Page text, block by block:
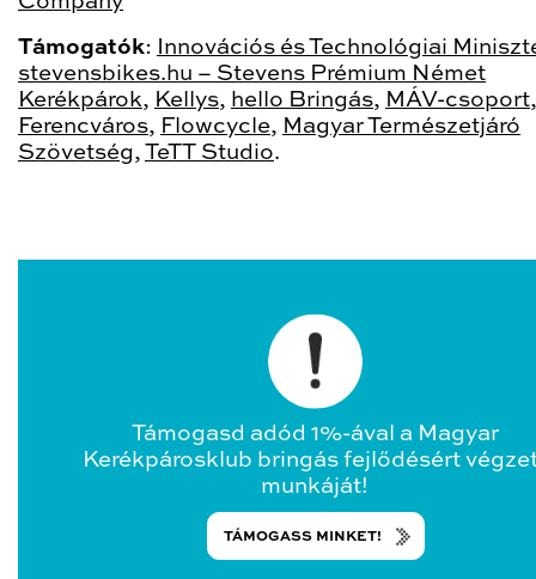
Támogatók:
Innovációs és Technológiai
stevensbikes.hu – Stevens Prémium Német
Kerékpárok, Kellys, hello Bringás, MÁV-csoport,
Ferencváros, Flowcycle, Magyar Természetjáró
Szövetség, TeTT Studio.
Támogasd adód 1%-ával a Magyar
Kerékpárosklub bringás fejlődésért
munkáját!
TÁMOGASS MINKET!